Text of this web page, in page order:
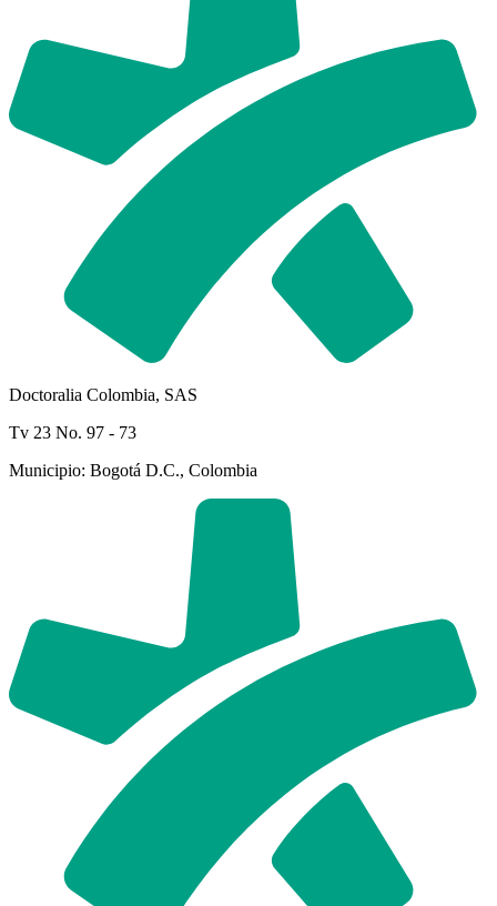
Doctoralia Colombia, SAS
Tv 23 No. 97 - 73
Municipio: Bogotá D.C., Colombia